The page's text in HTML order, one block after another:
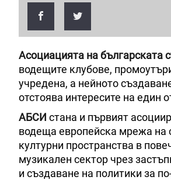
Асоциацията на българската
водещите клубове,
учредена, а нейното
отстоява интересите на един
АБСИ стана и първият
водеща европейска мрежа на
културни пространства в
музикален сектор чрез
и създаване на политики за